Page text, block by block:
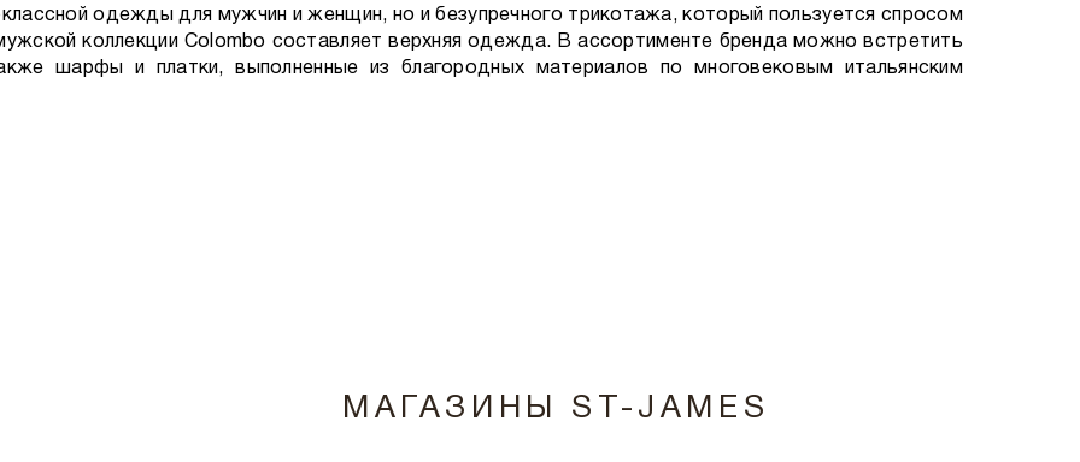
одежды для мужчин и женщин, но и безупречного трикотажа, который пользуется спросом
коллекции Colombo составляет верхняя одежда. В ассортименте бренда можно встретить
шарфы и платки, выполненные из благородных материалов по многовековым итальянским
МАГАЗИНЫ ST-JAMES